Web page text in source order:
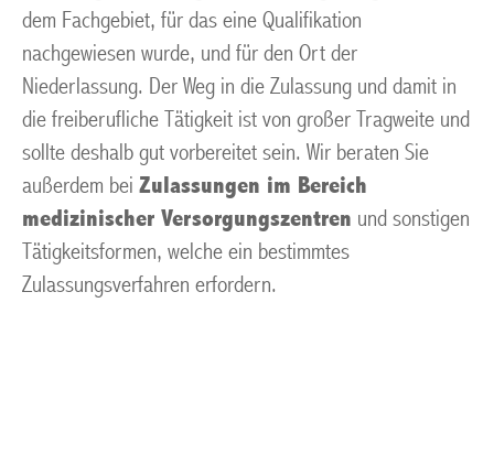
dem Fachgebiet, für das eine Qualifikation
nachgewiesen wurde, und für den Ort der
Niederlassung. Der Weg in die Zulassung und damit in
die freiberufliche Tätigkeit ist von großer Tragweite und
sollte deshalb gut vorbereitet sein. Wir beraten Sie
außerdem bei Zulassungen im Bereich
medizinischer Versorgungszentren und sonstigen
Tätigkeitsformen, welche ein bestimmtes
Zulassungsverfahren erfordern.